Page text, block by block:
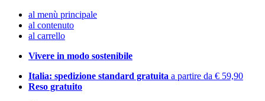
al menù principale
al contenuto
al carrello
Vivere in modo sostenibile
Italia: spedizione standard gratuita a partire da € 59,90
Reso gratuito